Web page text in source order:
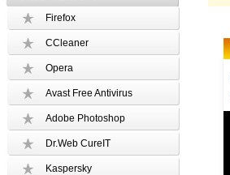
Firefox
CCleaner
Opera
Avast Free Antivirus
Adobe Photoshop
Dr.Web CureIT
Kaspersky